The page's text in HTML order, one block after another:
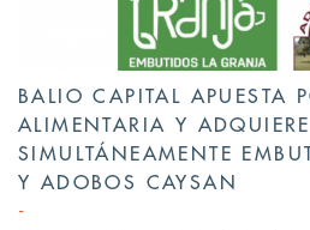
BALIO CAPITAL APUESTA
ALIMENTARIA Y ADQUIERE
SIMULTÁNEAMENTE
Y ADOBOS CAYSAN